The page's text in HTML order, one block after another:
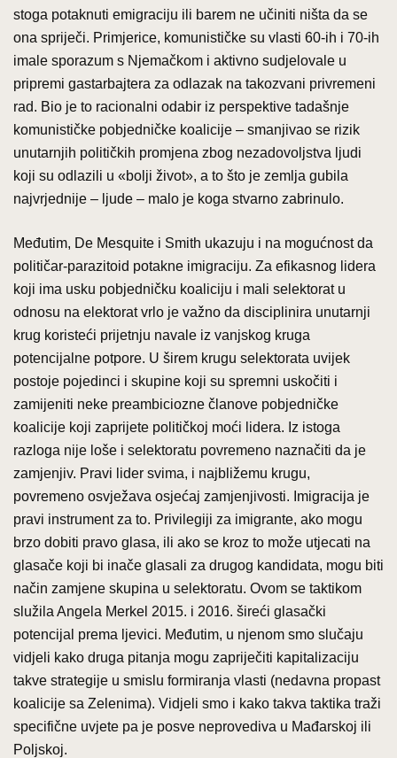
stoga potaknuti emigraciju ili barem ne učiniti ništa da se
ona spriječi. Primjerice, komunističke su vlasti 60-ih i 70-ih
imale sporazum s Njemačkom i aktivno sudjelovale u
pripremi gastarbajtera za odlazak na takozvani privremeni
rad. Bio je to racionalni odabir iz perspektive tadašnje
komunističke pobjedničke koalicije – smanjivao se rizik
unutarnjih političkih promjena zbog nezadovoljstva ljudi
koji su odlazili u «bolji život», a to što je zemlja gubila
najvrjednije – ljude – malo je koga stvarno zabrinulo.
Međutim, De Mesquite i Smith ukazuju i na mogućnost da
političar-parazitoid potakne imigraciju. Za efikasnog lidera
koji ima usku pobjedničku koaliciju i mali selektorat u
odnosu na elektorat vrlo je važno da disciplinira unutarnji
krug koristeći prijetnju navale iz vanjskog kruga
potencijalne potpore. U širem krugu selektorata uvijek
postoje pojedinci i skupine koji su spremni uskočiti i
zamijeniti neke preambiciozne članove pobjedničke
koalicije koji zaprijete političkoj moći lidera. Iz istoga
razloga nije loše i selektoratu povremeno naznačiti da je
zamjenjiv. Pravi lider svima, i najbližemu krugu,
povremeno osvježava osjećaj zamjenjivosti. Imigracija je
pravi instrument za to. Privilegiji za imigrante, ako mogu
brzo dobiti pravo glasa, ili ako se kroz to može utjecati na
glasače koji bi inače glasali za drugog kandidata, mogu biti
način zamjene skupina u selektoratu. Ovom se taktikom
služila Angela Merkel 2015. i 2016. šireći glasački
potencijal prema ljevici. Međutim, u njenom smo slučaju
vidjeli kako druga pitanja mogu zapriječiti kapitalizaciju
takve strategije u smislu formiranja vlasti (nedavna propast
koalicije sa Zelenima). Vidjeli smo i kako takva taktika traži
specifične uvjete pa je posve neprovediva u Mađarskoj ili
Poljskoj.